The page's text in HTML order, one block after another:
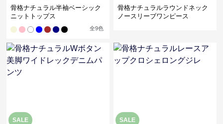
骨格ナチュラル半袖ベーシック
ニットトップス
全9色
骨格ナチュラルラウンドネック
ノースリーブワンピース
SALE SALE